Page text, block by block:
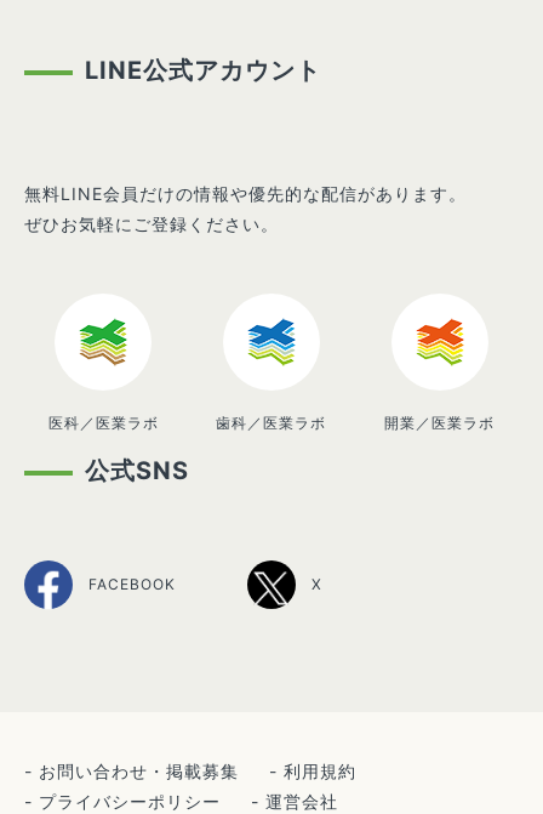
LINE公式アカウント
無料LINE会員だけの情報や優先的な配信があります。
ぜひお気軽にご登録ください。
医科／医業ラボ 歯科／医業ラボ 開業／医業ラボ
公式SNS
FACEBOOK X
お問い合わせ・掲載募集
利用規約
プライバシーポリシー
運営会社